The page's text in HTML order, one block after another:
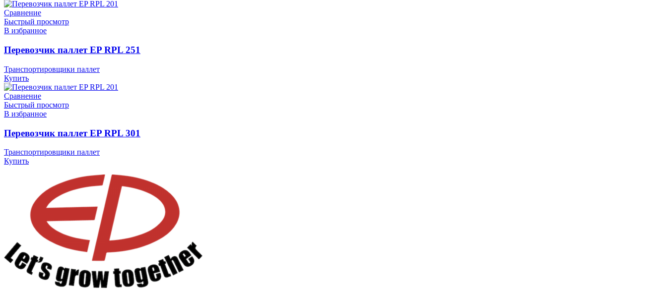
Сравнение
Быстрый просмотр
В избранное
Перевозчик паллет EP RPL 251
Транспортировщики паллет
Купить
Сравнение
Быстрый просмотр
В избранное
Перевозчик паллет EP RPL 301
Транспортировщики паллет
Купить